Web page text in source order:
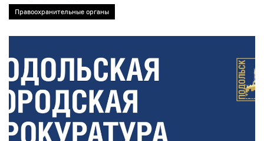
Правоохранительные органы